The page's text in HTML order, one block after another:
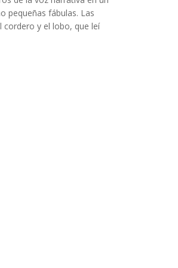
pequeñas fábulas. Las
cordero y el lobo, que leí